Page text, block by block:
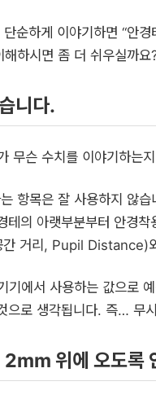
순하게 이야기하면 “안
하시면 좀 더 쉬우실까요
니다.
무슨 수치를 이야기하는
항목은 잘 사용하지
테의 아랫부분부터 안경
거리, Pupil Distance)
기에서 사용하는 값으로
으로 생각됩니다. 즉… 무
위에 오도록